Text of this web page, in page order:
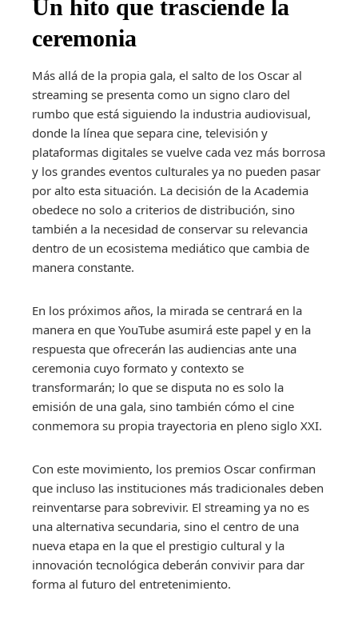
Un hito que trasciende la
ceremonia
Más allá de la propia gala, el salto de los Oscar al
streaming se presenta como un signo claro del
rumbo que está siguiendo la industria audiovisual,
donde la línea que separa cine, televisión y
plataformas digitales se vuelve cada vez más borrosa
y los grandes eventos culturales ya no pueden pasar
por alto esta situación. La decisión de la Academia
obedece no solo a criterios de distribución, sino
también a la necesidad de conservar su relevancia
dentro de un ecosistema mediático que cambia de
manera constante.
En los próximos años, la mirada se centrará en la
manera en que YouTube asumirá este papel y en la
respuesta que ofrecerán las audiencias ante una
ceremonia cuyo formato y contexto se
transformarán; lo que se disputa no es solo la
emisión de una gala, sino también cómo el cine
conmemora su propia trayectoria en pleno siglo XXI.
Con este movimiento, los premios Oscar confirman
que incluso las instituciones más tradicionales deben
reinventarse para sobrevivir. El streaming ya no es
una alternativa secundaria, sino el centro de una
nueva etapa en la que el prestigio cultural y la
innovación tecnológica deberán convivir para dar
forma al futuro del entretenimiento.